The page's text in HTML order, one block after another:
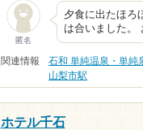
匿名
夕食に出たほろ
は合いました。
関連情報 石和 単純温泉・単純
山梨市駅
ホテル千石